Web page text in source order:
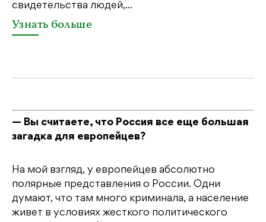
свидетельства людей,...
Узнать больше
— Вы считаете, что Россия все еще большая
загадка для европейцев?
На мой взгляд, у европейцев абсолютно
полярные представления о России. Одни
думают, что там много криминала, а население
живет в условиях жесткого политического